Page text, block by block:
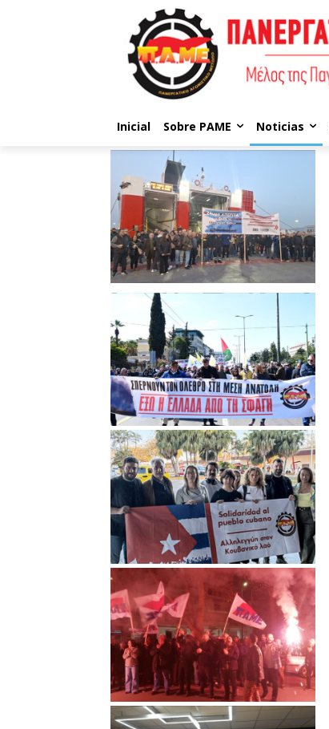
Inicial Sobre PAME Noticias